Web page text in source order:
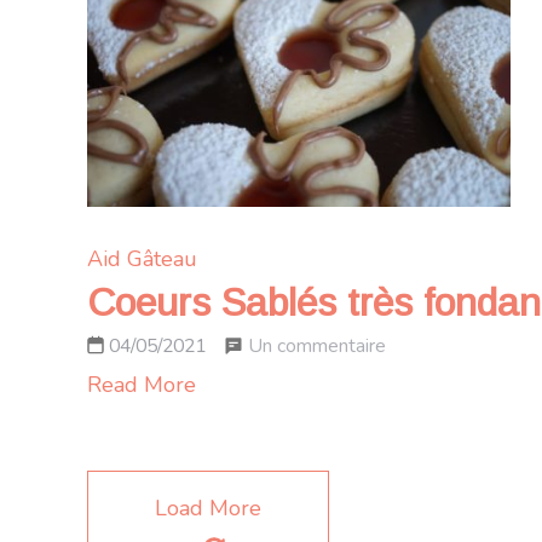
et
confiture
de
caramélisé
Aid Gâteau
Coeurs Sablés très
04/05/2021 Un commentaire
Read More
Load More